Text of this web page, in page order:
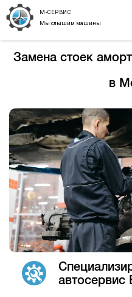
М-СЕРВИС
Мы слышим машины
Замена стоек
в
автосервис